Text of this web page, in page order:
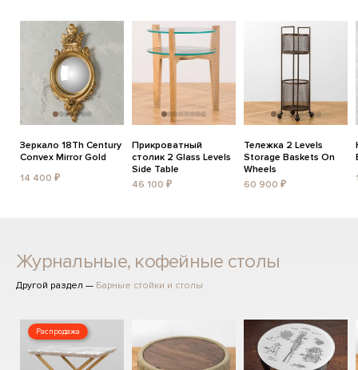
Зеркало 18Th Century
Convex Mirror Gold
14 400 ₽
Прикроватный
столик 2 Glass Levels
Side Table
46 100 ₽
Тележка 2 Levels
Storage Baskets On
Wheels
60 900 ₽
Журнальные, кофейные столы
Другой раздел — Барные стойки и столы
Распродажа